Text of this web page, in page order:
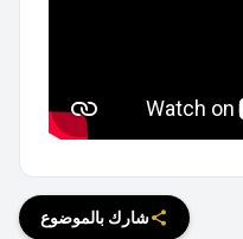
شارك بالموضوع